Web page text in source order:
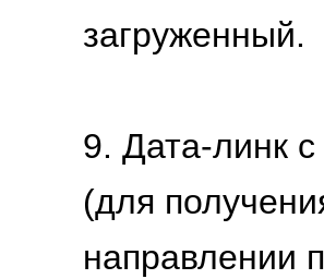
загруженный.
9. Дата-линк
(для
направлении